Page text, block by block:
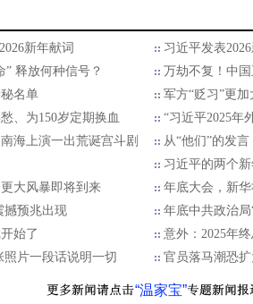
新年献词
习近平发表
” 释放何种信号？
万劫不复！中
名单
军方“贬习”更加
、为150岁定期换血
“习近平2025年
海上演一出荒诞宫斗剧
从“他们”的发
习近平的两个
大风暴即将到来
年底大会，新
撼预兆出现
年底中共政治
始了
意外：2025年
片一段话说明一切
官员落马潮恐
“温家宝”